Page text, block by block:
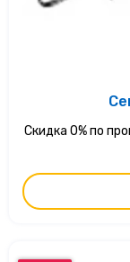
Скидка 0% по промокоду в интернет-магазине Сексшоп24